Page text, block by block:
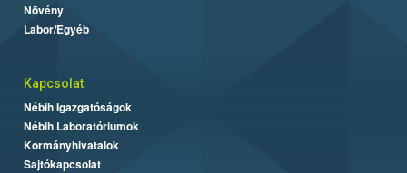
Növény
Labor/Egyéb
Kapcsolat
Nébih Igazgatóságok
Nébih Laboratóriumok
Kormányhivatalok
Sajtókapcsolat